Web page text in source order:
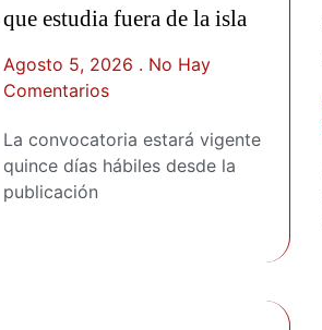
que estudia fuera de la isla
Agosto 5, 2026
No Hay
Comentarios
La convocatoria estará vigente
quince días hábiles desde la
publicación